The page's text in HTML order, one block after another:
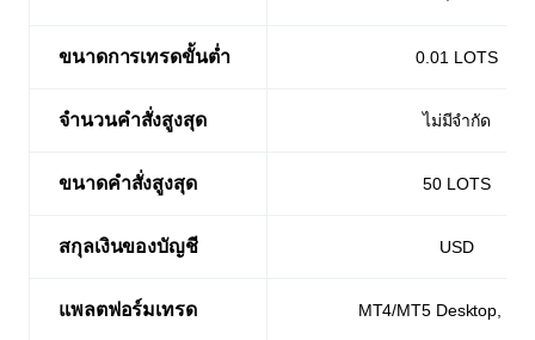
ขนาดการเทรดขั้นต่ำ 0.01 LOTS
จำนวนคำสั่งสูงสุด ไม่มีจำกัด
ขนาดคำสั่งสูงสุด 50 LOTS
สกุลเงินของบัญชี USD
แพลตฟอร์มเทรด MT4/MT5 Desktop,